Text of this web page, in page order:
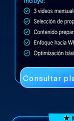
Consultar